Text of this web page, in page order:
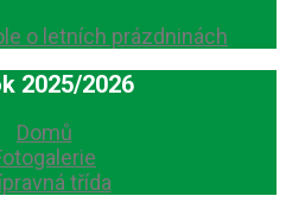
o letních prázdninách
2025/2026
Domů
třída